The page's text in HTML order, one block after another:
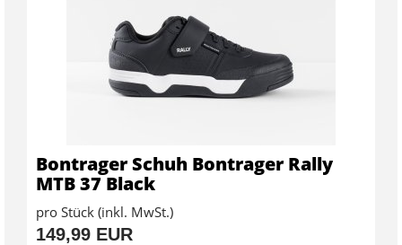
Bontrager Schuh Bontrager Rally
MTB 37 Black
pro Stück (inkl. MwSt.)
149,99 EUR